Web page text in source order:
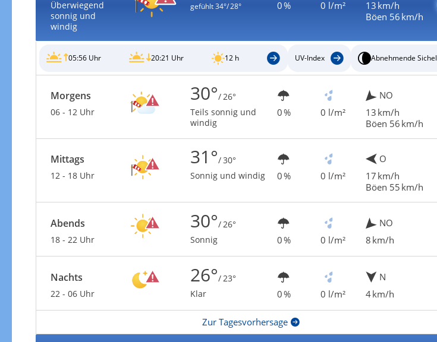
Überwiegend
sonnig und
windig
gefühlt34°/ 28° 0 % 0 l/m²
13 km/h
Böen 56 km/h
05:56 Uhr 20:21 Uhr 12 h UV-Index Abnehmende Sichel
Morgens
06 - 12 Uhr
30°/ 26°
Teils sonnig und
windig
0 % 0 l/m²
NO
13 km/h
Böen 56 km/h
Mittags
12 - 18 Uhr
31°/ 30°
Sonnig und windig
0 % 0 l/m²
O
17 km/h
Böen 55 km/h
Abends
18 - 22 Uhr
30°/ 26°
Sonnig
0 % 0 l/m²
NO
8 km/h
Nachts
22 - 06 Uhr
26°/ 23°
Klar
0 % 0 l/m²
N
4 km/h
Zur Tagesvorhersage